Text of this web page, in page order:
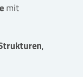
mit
,